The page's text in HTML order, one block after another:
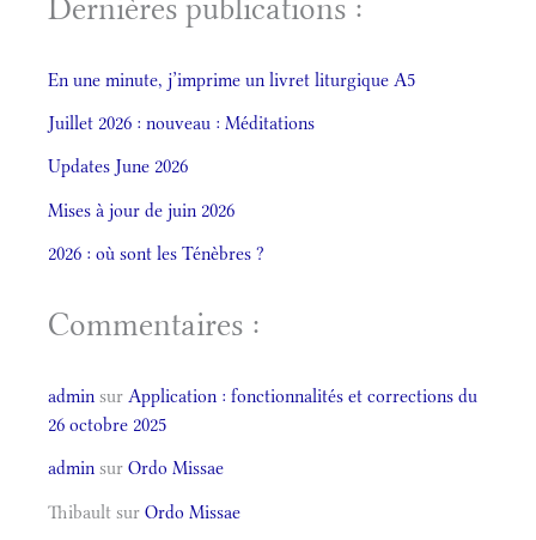
Dernières publications :
En une minute, j’imprime un livret liturgique A5
Juillet 2026 : nouveau : Méditations
Updates June 2026
Mises à jour de juin 2026
2026 : où sont les Ténèbres ?
Commentaires :
admin sur Application : fonctionnalités et corrections du
26 octobre 2025
admin sur Ordo Missae
Thibault sur Ordo Missae